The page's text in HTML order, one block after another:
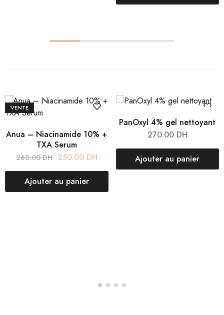
VENTE
Anua – Niacinamide 10% +
TXA Serum
260.00DH 250.00 DH
Ajouter au panier
PanOxyl 4% gel nettoyant
270.00 DH
Ajouter au panier